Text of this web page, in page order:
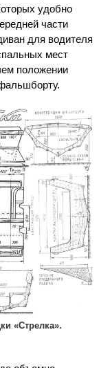
удобно
части
для водителя
мест
положении
«Стрелка».